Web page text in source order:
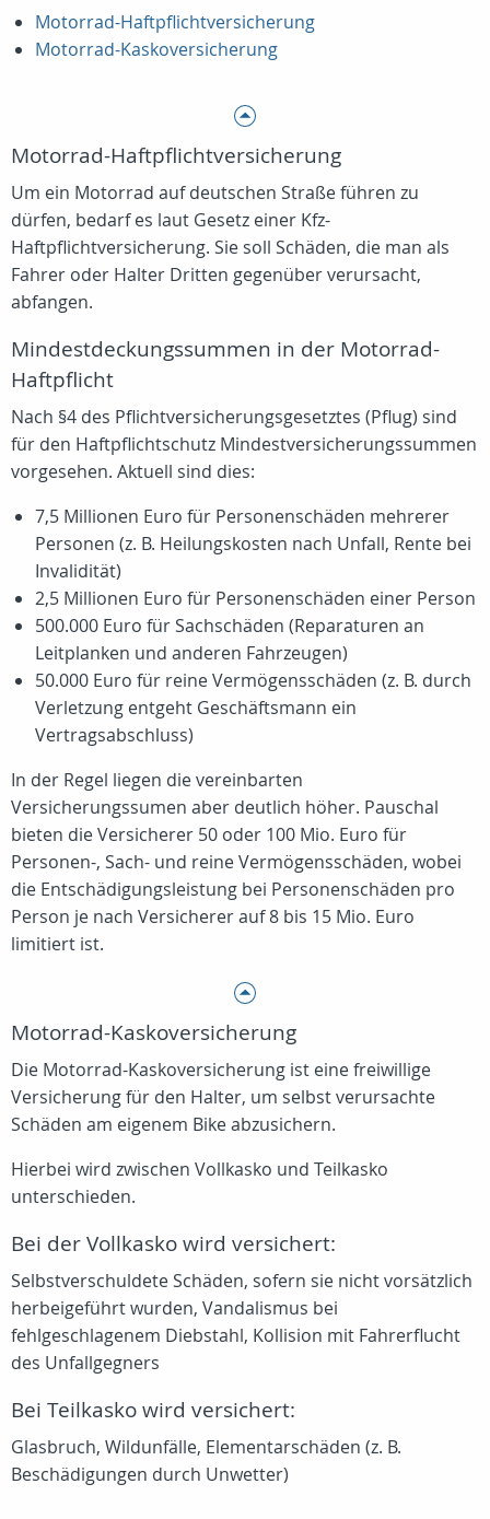
Motorrad-Haftpflichtversicherung
Motorrad-Kaskoversicherung
Motorrad-Haftpflichtversicherung
Um ein Motorrad auf deutschen Straße führen zu
dürfen, bedarf es laut Gesetz einer Kfz-
Haftpflichtversicherung. Sie soll Schäden, die man als
Fahrer oder Halter Dritten gegenüber verursacht,
abfangen.
Mindestdeckungssummen in der Motorrad-
Haftpflicht
Nach §4 des Pflichtversicherungsgesetztes (Pflug) sind
für den Haftpflichtschutz Mindestversicherungssummen
vorgesehen. Aktuell sind dies:
7,5 Millionen Euro für Personenschäden mehrerer
Personen (z. B. Heilungskosten nach Unfall, Rente bei
Invalidität)
2,5 Millionen Euro für Personenschäden einer Person
500.000 Euro für Sachschäden (Reparaturen an
Leitplanken und anderen Fahrzeugen)
50.000 Euro für reine Vermögensschäden (z. B. durch
Verletzung entgeht Geschäftsmann ein
Vertragsabschluss)
In der Regel liegen die vereinbarten
Versicherungssumen aber deutlich höher. Pauschal
bieten die Versicherer 50 oder 100 Mio. Euro für
Personen-, Sach- und reine Vermögensschäden, wobei
die Entschädigungsleistung bei Personenschäden pro
Person je nach Versicherer auf 8 bis 15 Mio. Euro
limitiert ist.
Motorrad-Kaskoversicherung
Die Motorrad-Kaskoversicherung ist eine freiwillige
Versicherung für den Halter, um selbst verursachte
Schäden am eigenem Bike abzusichern.
Hierbei wird zwischen Vollkasko und Teilkasko
unterschieden.
Bei der Vollkasko wird versichert:
Selbstverschuldete Schäden, sofern sie nicht vorsätzlich
herbeigeführt wurden, Vandalismus bei
fehlgeschlagenem Diebstahl, Kollision mit Fahrerflucht
des Unfallgegners
Bei Teilkasko wird versichert:
Glasbruch, Wildunfälle, Elementarschäden (z. B.
Beschädigungen durch Unwetter)